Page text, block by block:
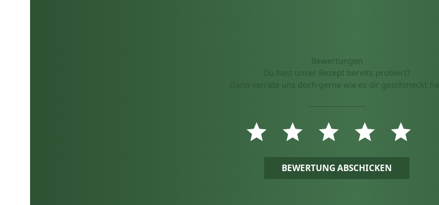
Bewertungen
Du hast unser Rezept bereits probiert?
Dann verrate uns doch gerne wie es dir geschmeckt hat.
BEWERTUNG ABSCHICKEN